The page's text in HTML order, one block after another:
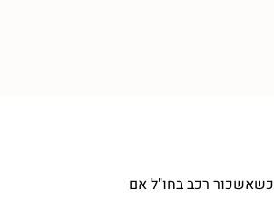
מה אם כרטיס ה-SIM לא יעבוד לי בספרד? מה אם לא אצליח לשלוח הודעות ווצאפ? מה אם לא יהיה לי מספיק נפח גלישה כדי להשתמש ב-WAZE כשאשכור רכב בחו"ל אם